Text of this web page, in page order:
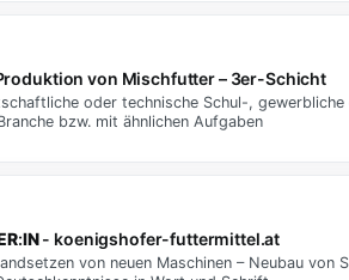
von Mischfutter – 3er-Schicht
oder technische Schul-,
bzw. mit ähnlichen Aufgaben
:IN- koenigshofer-futtermittel.at
von neuen Maschinen – Neubau